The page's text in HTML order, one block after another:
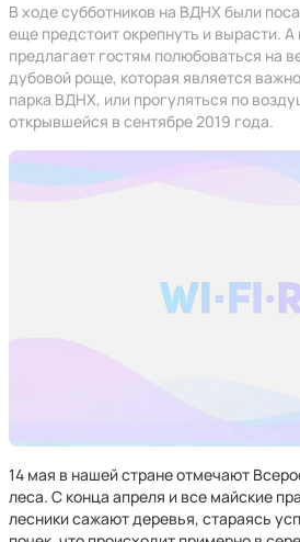
В ходе субботников на ВДНХ были
еще предстоит окрепнуть и вырасти. А
предлагает гостям полюбоваться на
дубовой роще, которая является
парка ВДНХ, или прогуляться по
открывшейся в сентябре 2019 года.
14 мая в нашей стране отмечают
леса. С конца апреля и все майские
лесники сажают деревья, стараясь